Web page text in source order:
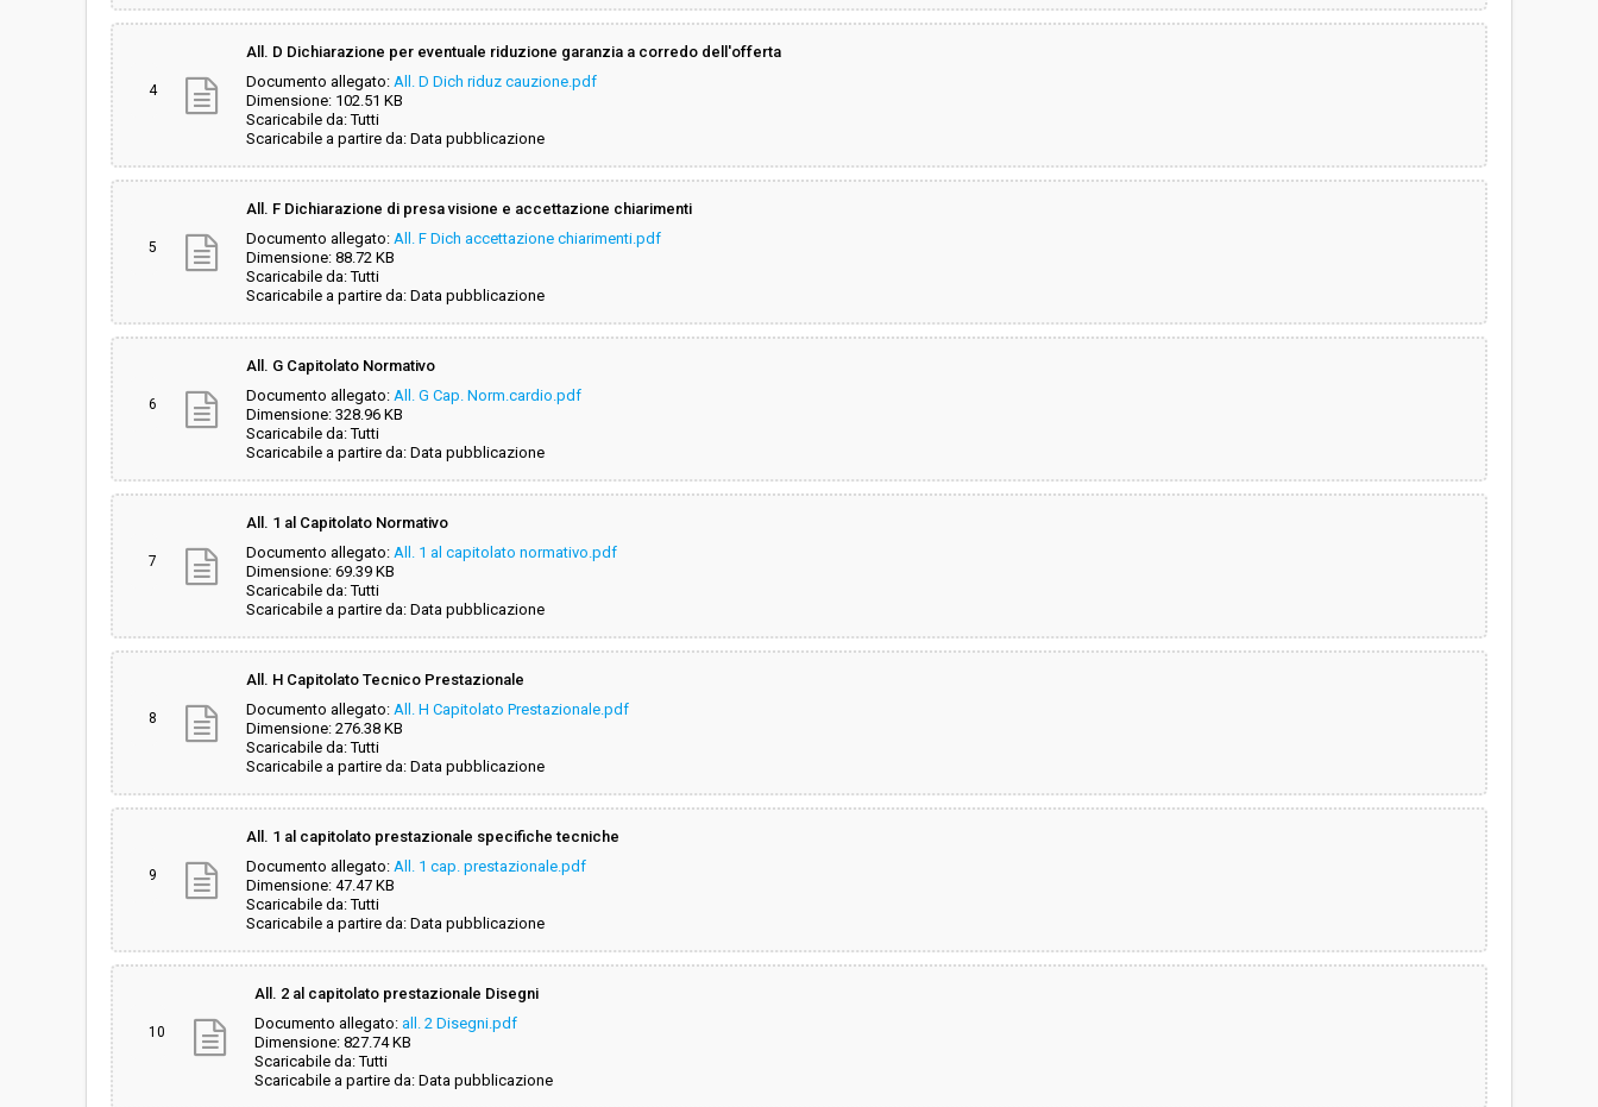
4
All. D Dichiarazione per eventuale riduzione garanzia a corredo dell'offerta
Documento allegato: All. D Dich riduz cauzione.pdf
Dimensione: 102.51 KB
Scaricabile da: Tutti
Scaricabile a partire da: Data pubblicazione
5
All. F Dichiarazione di presa visione e accettazione chiarimenti
Documento allegato: All. F Dich accettazione chiarimenti.pdf
Dimensione: 88.72 KB
Scaricabile da: Tutti
Scaricabile a partire da: Data pubblicazione
6
All. G Capitolato Normativo
Documento allegato: All. G Cap. Norm.cardio.pdf
Dimensione: 328.96 KB
Scaricabile da: Tutti
Scaricabile a partire da: Data pubblicazione
7
All. 1 al Capitolato Normativo
Documento allegato: All. 1 al capitolato normativo.pdf
Dimensione: 69.39 KB
Scaricabile da: Tutti
Scaricabile a partire da: Data pubblicazione
8
All. H Capitolato Tecnico Prestazionale
Documento allegato: All. H Capitolato Prestazionale.pdf
Dimensione: 276.38 KB
Scaricabile da: Tutti
Scaricabile a partire da: Data pubblicazione
9
All. 1 al capitolato prestazionale specifiche tecniche
Documento allegato: All. 1 cap. prestazionale.pdf
Dimensione: 47.47 KB
Scaricabile da: Tutti
Scaricabile a partire da: Data pubblicazione
10
All. 2 al capitolato prestazionale Disegni
Documento allegato: all. 2 Disegni.pdf
Dimensione: 827.74 KB
Scaricabile da: Tutti
Scaricabile a partire da: Data pubblicazione